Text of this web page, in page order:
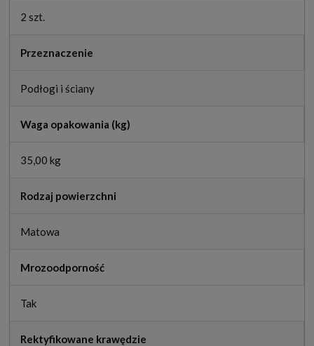
2 szt.
Przeznaczenie
Podłogi i ściany
Waga opakowania (kg)
35,00 kg
Rodzaj powierzchni
Matowa
Mrozoodporność
Tak
Rektyfikowane krawędzie